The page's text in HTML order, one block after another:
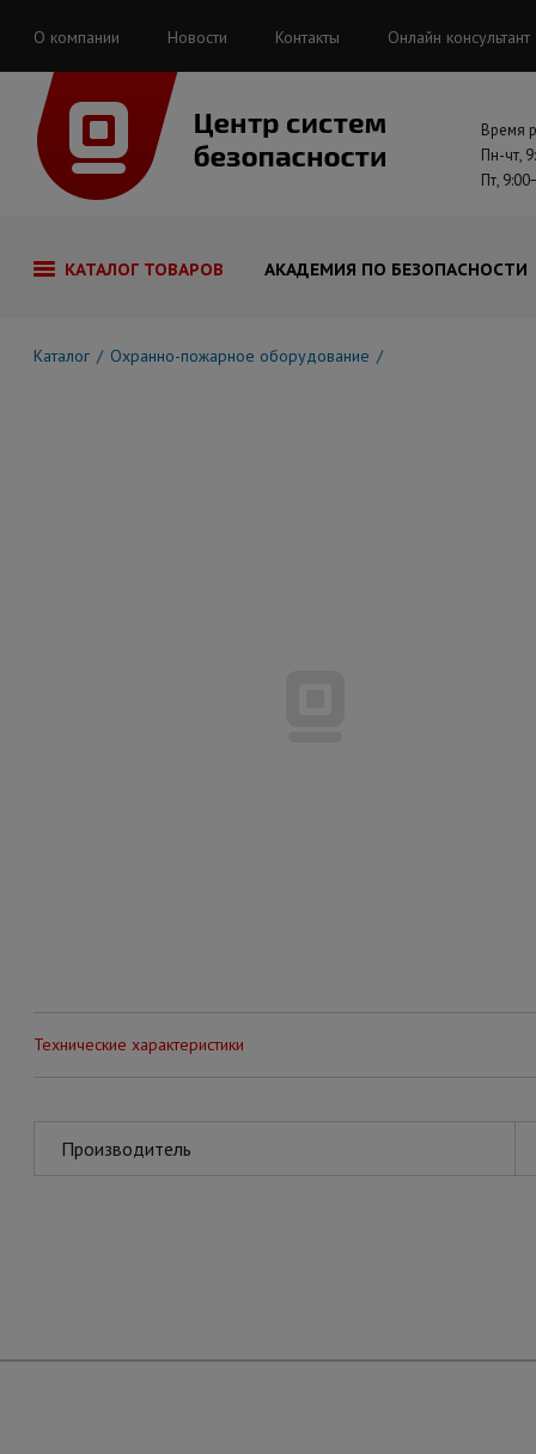
О компании Новости Контакты Онлайн консультант
Время
Пн-чт,
Пт,
КАТАЛОГ ТОВАРОВ АКАДЕМИЯ ПО БЕЗОПАСНОСТИ
Каталог Охранно-пожарное оборудование
Технические характеристики
Производитель